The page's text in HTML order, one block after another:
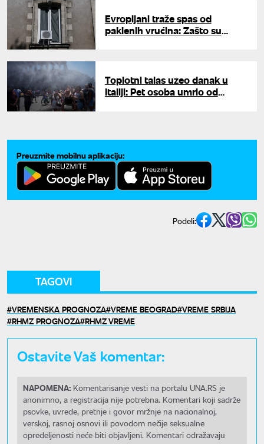
Evropljani traže spas od
paklenih vrućina: Zašto su
Toplotni talas uzeo danak u
Italiji: Pet osoba umrlo od
Preuzmite mobilnu aplikaciju:
Podeli:
TAGOVI
VREMENSKA PROGNOZA VREME BEOGRAD VREME SRBIJA
RHMZ PROGNOZA RHMZ VREME
Ostavite Vaš komentar:
NAPOMENA: Komentarisanje vesti na portalu UNA.RS je
anonimno, a registracija nije potrebna. Komentari koji sadrže
psovke, uvrede, pretnje i govor mržnje na nacionalnoj,
verskoj, rasnoj osnovi ili povodom nečije seksualne
opredeljenosti neće biti objavljeni. Komentari odražavaju